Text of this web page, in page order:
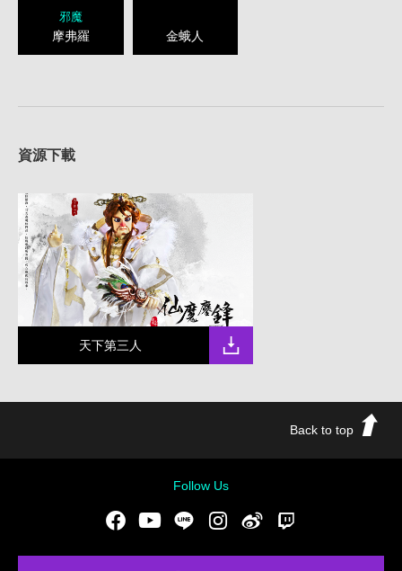
邪魔
摩弗羅 金蛾人
資源下載
天下第三人
Back to top
Follow Us
FacebookYoutubeLINE Instgram新浪微博